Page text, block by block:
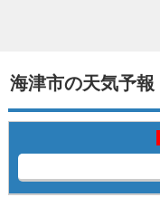
海津市の天気予報